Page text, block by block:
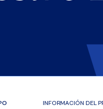
INFORMACIÓN DEL